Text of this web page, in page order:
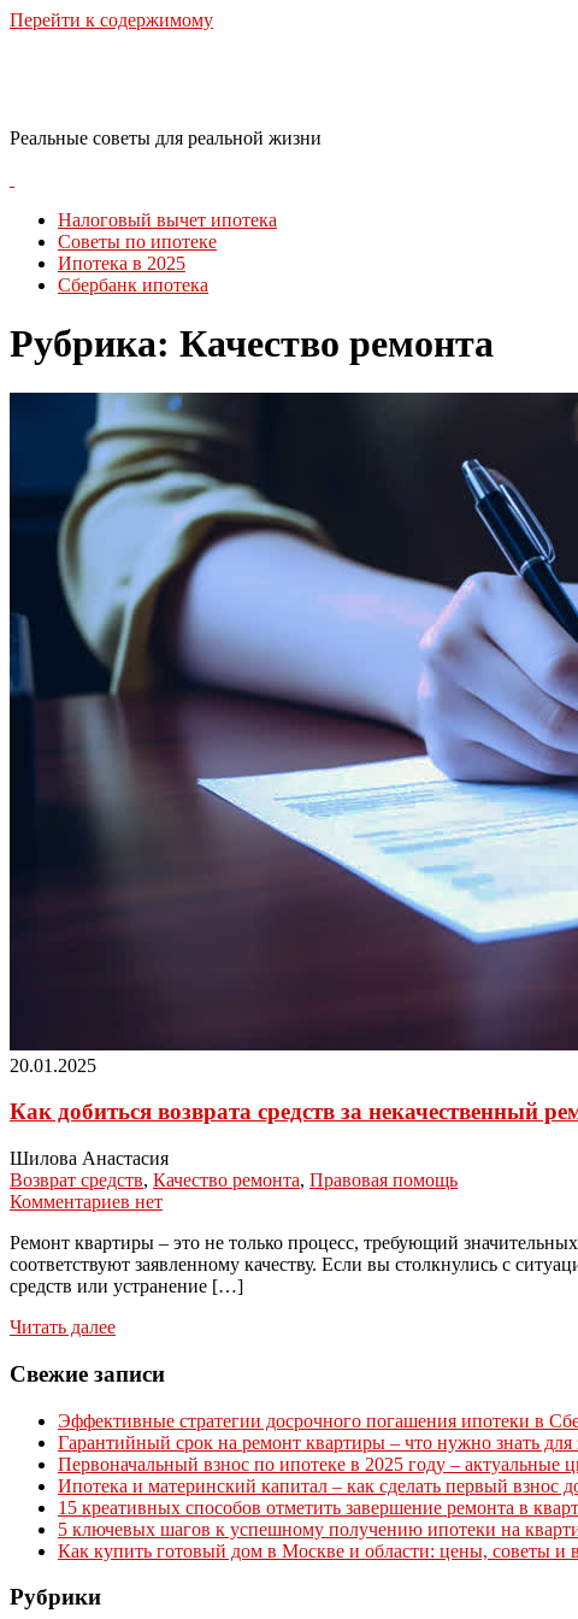
Перейти к содержимому
Реальные советы для реальной жизни
Налоговый вычет ипотека
Советы по ипотеке
Ипотека в 2025
Сбербанк ипотека
Рубрика: Качество ремонта
20.01.2025
Как добиться возврата средств за некачественный
Шилова Анастасия
Возврат средств, Качество ремонта, Правовая помощь
Комментариев нет
Ремонт квартиры – это не только процесс, требующий
соответствуют заявленному качеству. Если вы столкнулись с
средств или устранение […]
Читать далее
Свежие записи
Эффективные стратегии досрочного погашения ипотеки в
Гарантийный срок на ремонт квартиры – что нужно знать
Первоначальный взнос по ипотеке в 2025 году – актуальные
Ипотека и материнский капитал – как сделать первый взнос
15 креативных способов отметить завершение ремонта в
5 ключевых шагов к успешному получению ипотеки на
Как купить готовый дом в Москве и области: цены, советы и
Рубрики